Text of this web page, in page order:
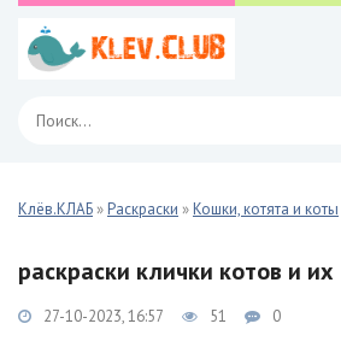
Клёв.КЛАБ »Раскраски »Кошки, котята и коты
раскраски клички котов и их
27-10-2023, 16:57 51 0